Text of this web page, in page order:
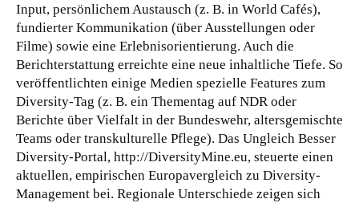
Input, persönlichem Austausch (z. B. in World Cafés),
fundierter Kommunikation (über Ausstellungen oder
Filme) sowie eine Erlebnisorientierung. Auch die
Berichterstattung erreichte eine neue inhaltliche Tiefe. So
veröffentlichten einige Medien spezielle Features zum
Diversity-Tag (z. B. ein Thementag auf NDR oder
Berichte über Vielfalt in der Bundeswehr, altersgemischte
Teams oder transkulturelle Pflege). Das Ungleich Besser
Diversity-Portal, http://DiversityMine.eu, steuerte einen
aktuellen, empirischen Europavergleich zu Diversity-
Management bei. Regionale Unterschiede zeigen sich